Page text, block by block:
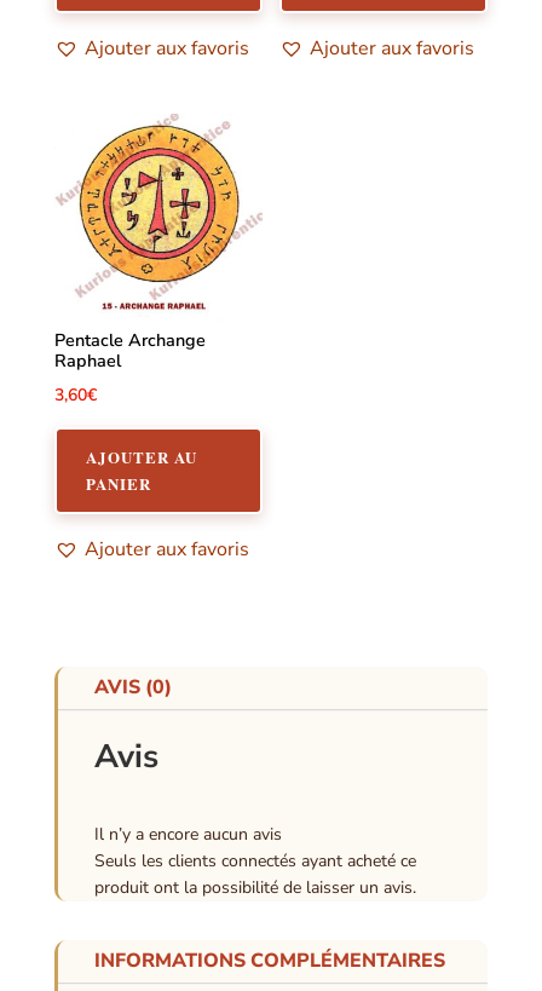
Ajouter aux favoris Ajouter aux favoris
Pentacle Archange
Raphael
3,60€
AJOUTER AU
PANIER
Ajouter aux favoris
AVIS (0)
Avis
Il n’y a encore aucun avis
Seuls les clients connectés ayant acheté ce
produit ont la possibilité de laisser un avis.
INFORMATIONS COMPLÉMENTAIRES